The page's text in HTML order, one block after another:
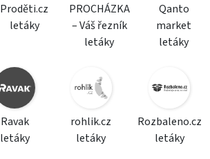
Proděti.cz
letáky
PROCHÁZKA
– Váš řezník
letáky
Qanto
market
letáky
Ravak
letáky
rohlik.cz
letáky
Rozbaleno.cz
letáky